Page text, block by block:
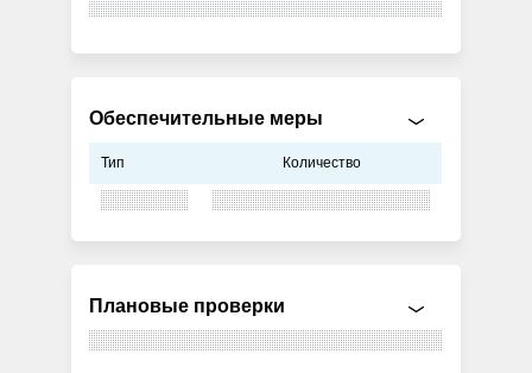
Обеспечительные меры
Тип Количество
Плановые проверки